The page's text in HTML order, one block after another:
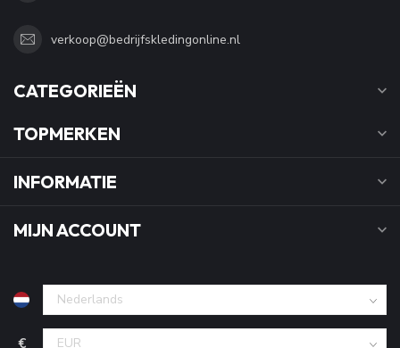
verkoop@bedrijfskledingonline.nl
CATEGORIEËN
TOPMERKEN
INFORMATIE
MIJN ACCOUNT
€